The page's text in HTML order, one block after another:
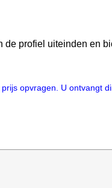
profiel uiteinden en
opvragen. U ontvangt